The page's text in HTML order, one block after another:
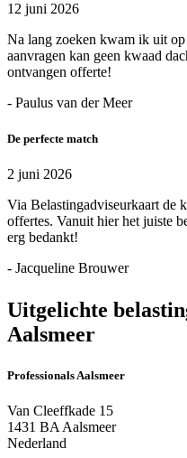
12 juni 2026
Na lang zoeken kwam ik uit
aanvragen kan geen kwaad
ontvangen offerte!
- Paulus van der Meer
De perfecte match
2 juni 2026
Via Belastingadviseurkaart de
offertes. Vanuit hier het juiste
erg bedankt!
- Jacqueline Brouwer
Uitgelichte
Aalsmeer
Professionals Aalsmeer
Van Cleeffkade 15
1431 BA Aalsmeer
Nederland